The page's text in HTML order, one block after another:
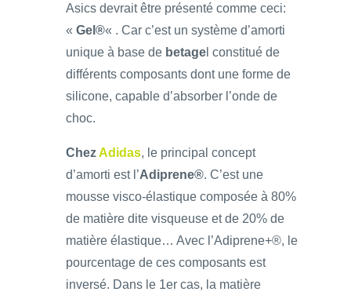
Asics devrait être présenté comme ceci:
« Gel®« . Car c’est un système d’amorti
unique à base de betage l constitué de
différents composants dont une forme de
silicone, capable d’absorber l’onde de
choc.
ChezAdidas, le principal concept
d’amorti est l’Adiprene®. C’est une
mousse visco-élastique composée à 80%
de matière dite visqueuse et de 20% de
matière élastique… Avec l’Adiprene+®, le
pourcentage de ces composants est
inversé. Dans le 1er cas, la matière